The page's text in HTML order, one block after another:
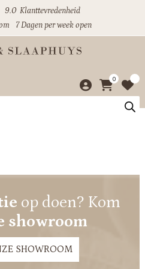
9.0 Klanttevredenheid
7 Dagen per week open
0
op doen? Kom
showroom
SHOWROOM